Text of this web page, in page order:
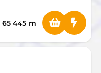
U9/RTX5080 (White)
65 445 m